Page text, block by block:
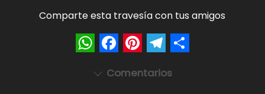
Comparte esta travesía con tus amigos
W
h
F
a
P
i
T
e
S
Comentarios